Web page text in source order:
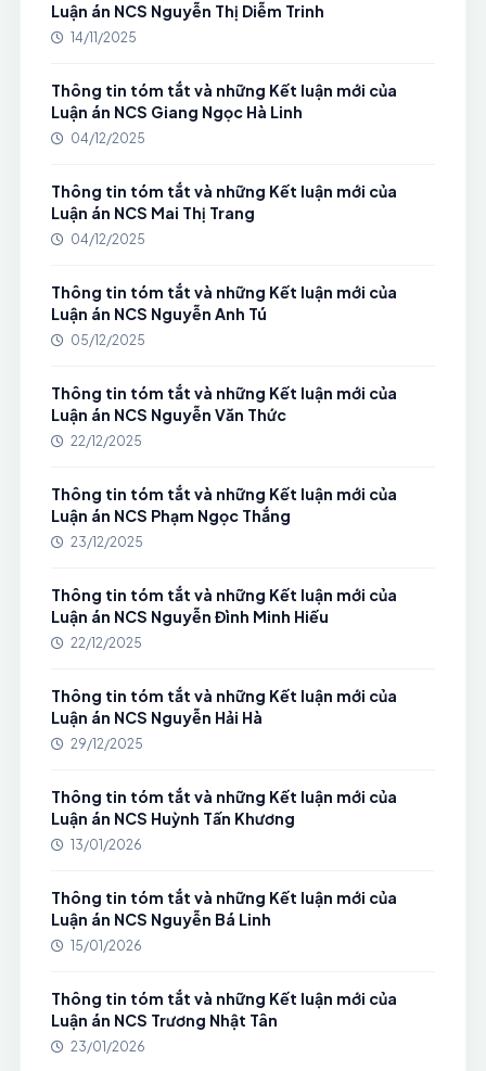
Luận án NCS Nguyễn Thị Diễm Trinh
14/11/2025
Thông tin tóm tắt và những Kết luận mới của
Luận án NCS Giang Ngọc Hà Linh
04/12/2025
Thông tin tóm tắt và những Kết luận mới của
Luận án NCS Mai Thị Trang
04/12/2025
Thông tin tóm tắt và những Kết luận mới của
Luận án NCS Nguyễn Anh Tú
05/12/2025
Thông tin tóm tắt và những Kết luận mới của
Luận án NCS Nguyễn Văn Thức
22/12/2025
Thông tin tóm tắt và những Kết luận mới của
Luận án NCS Phạm Ngọc Thắng
23/12/2025
Thông tin tóm tắt và những Kết luận mới của
Luận án NCS Nguyễn Đình Minh Hiếu
22/12/2025
Thông tin tóm tắt và những Kết luận mới của
Luận án NCS Nguyễn Hải Hà
29/12/2025
Thông tin tóm tắt và những Kết luận mới của
Luận án NCS Huỳnh Tấn Khương
13/01/2026
Thông tin tóm tắt và những Kết luận mới của
Luận án NCS Nguyễn Bá Linh
15/01/2026
Thông tin tóm tắt và những Kết luận mới của
Luận án NCS Trương Nhật Tân
23/01/2026